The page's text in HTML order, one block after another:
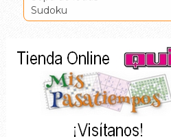
Sudoku